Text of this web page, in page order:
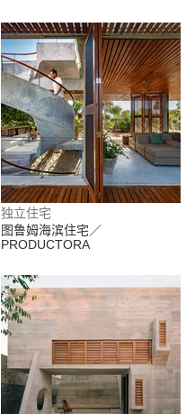
独立住宅
图鲁姆海滨住宅／
PRODUCTORA